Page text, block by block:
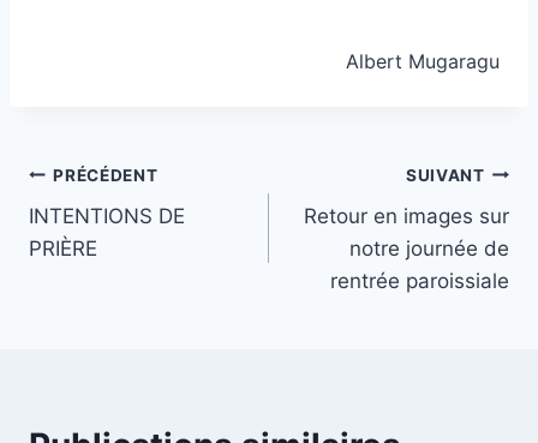
Albert Mugaragu
Navigation
de
PRÉCÉDENT
INTENTIONS DE
PRIÈRE
SUIVANT
Retour en images sur
notre journée de
rentrée paroissiale